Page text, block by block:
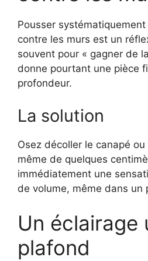
Pousser
contre les murs est un
souvent pour « gagner de
donne pourtant une pièce
profondeur.
La solution
Osez décoller le canapé
même de quelques
immédiatement une
de volume, même dans un
Un éclairage
plafond